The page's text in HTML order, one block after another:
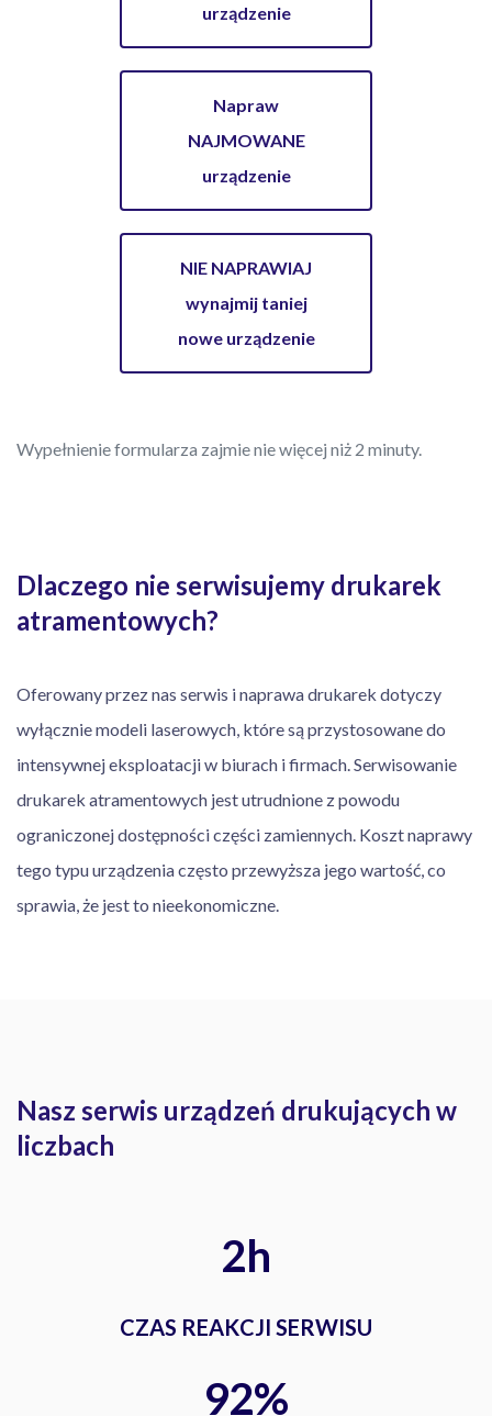
urządzenie
Napraw
NAJMOWANE
urządzenie
NIE NAPRAWIAJ
wynajmij taniej
nowe urządzenie
Wypełnienie formularza zajmie nie więcej niż 2 minuty.
Dlaczego nie serwisujemy drukarek
atramentowych?
Oferowany przez nas serwis i naprawa drukarek dotyczy
wyłącznie modeli laserowych, które są przystosowane do
intensywnej eksploatacji w biurach i firmach. Serwisowanie
drukarek atramentowych jest utrudnione z powodu
ograniczonej dostępności części zamiennych. Koszt naprawy
tego typu urządzenia często przewyższa jego wartość, co
sprawia, że jest to nieekonomiczne.
Nasz serwis urządzeń drukujących w
liczbach
2h
CZAS REAKCJI SERWISU
92%